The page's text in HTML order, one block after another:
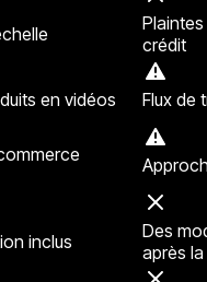
crédit
en vidéos Flux de
inclus
Des
après